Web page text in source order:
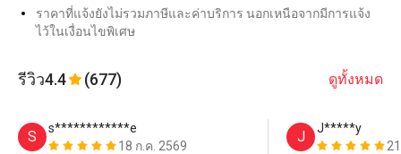
ราคาที่แจ้งยังไม่รวมภาษีและค่าบริการ นอกเหนือจากมีการแจ้ง
ไว้ในเงื่อนไขพิเศษ
รีวิว4.4 (677) ดูทั้งหมด
S
s************e
18 ก.ค. 2569
J
J*****y